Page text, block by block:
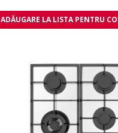
ADĂUGARE LA LISTA PENTRU